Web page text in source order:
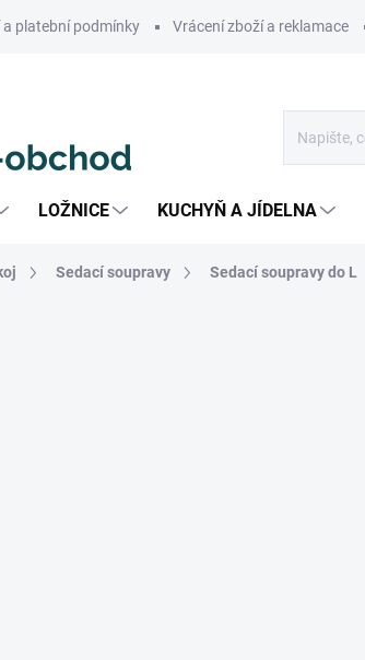
a platební podmínky Vrácení zboží a reklamace
LOŽNICE KUCHYŇ A JÍDELNA
Sedací soupravy Sedací soupravy do L